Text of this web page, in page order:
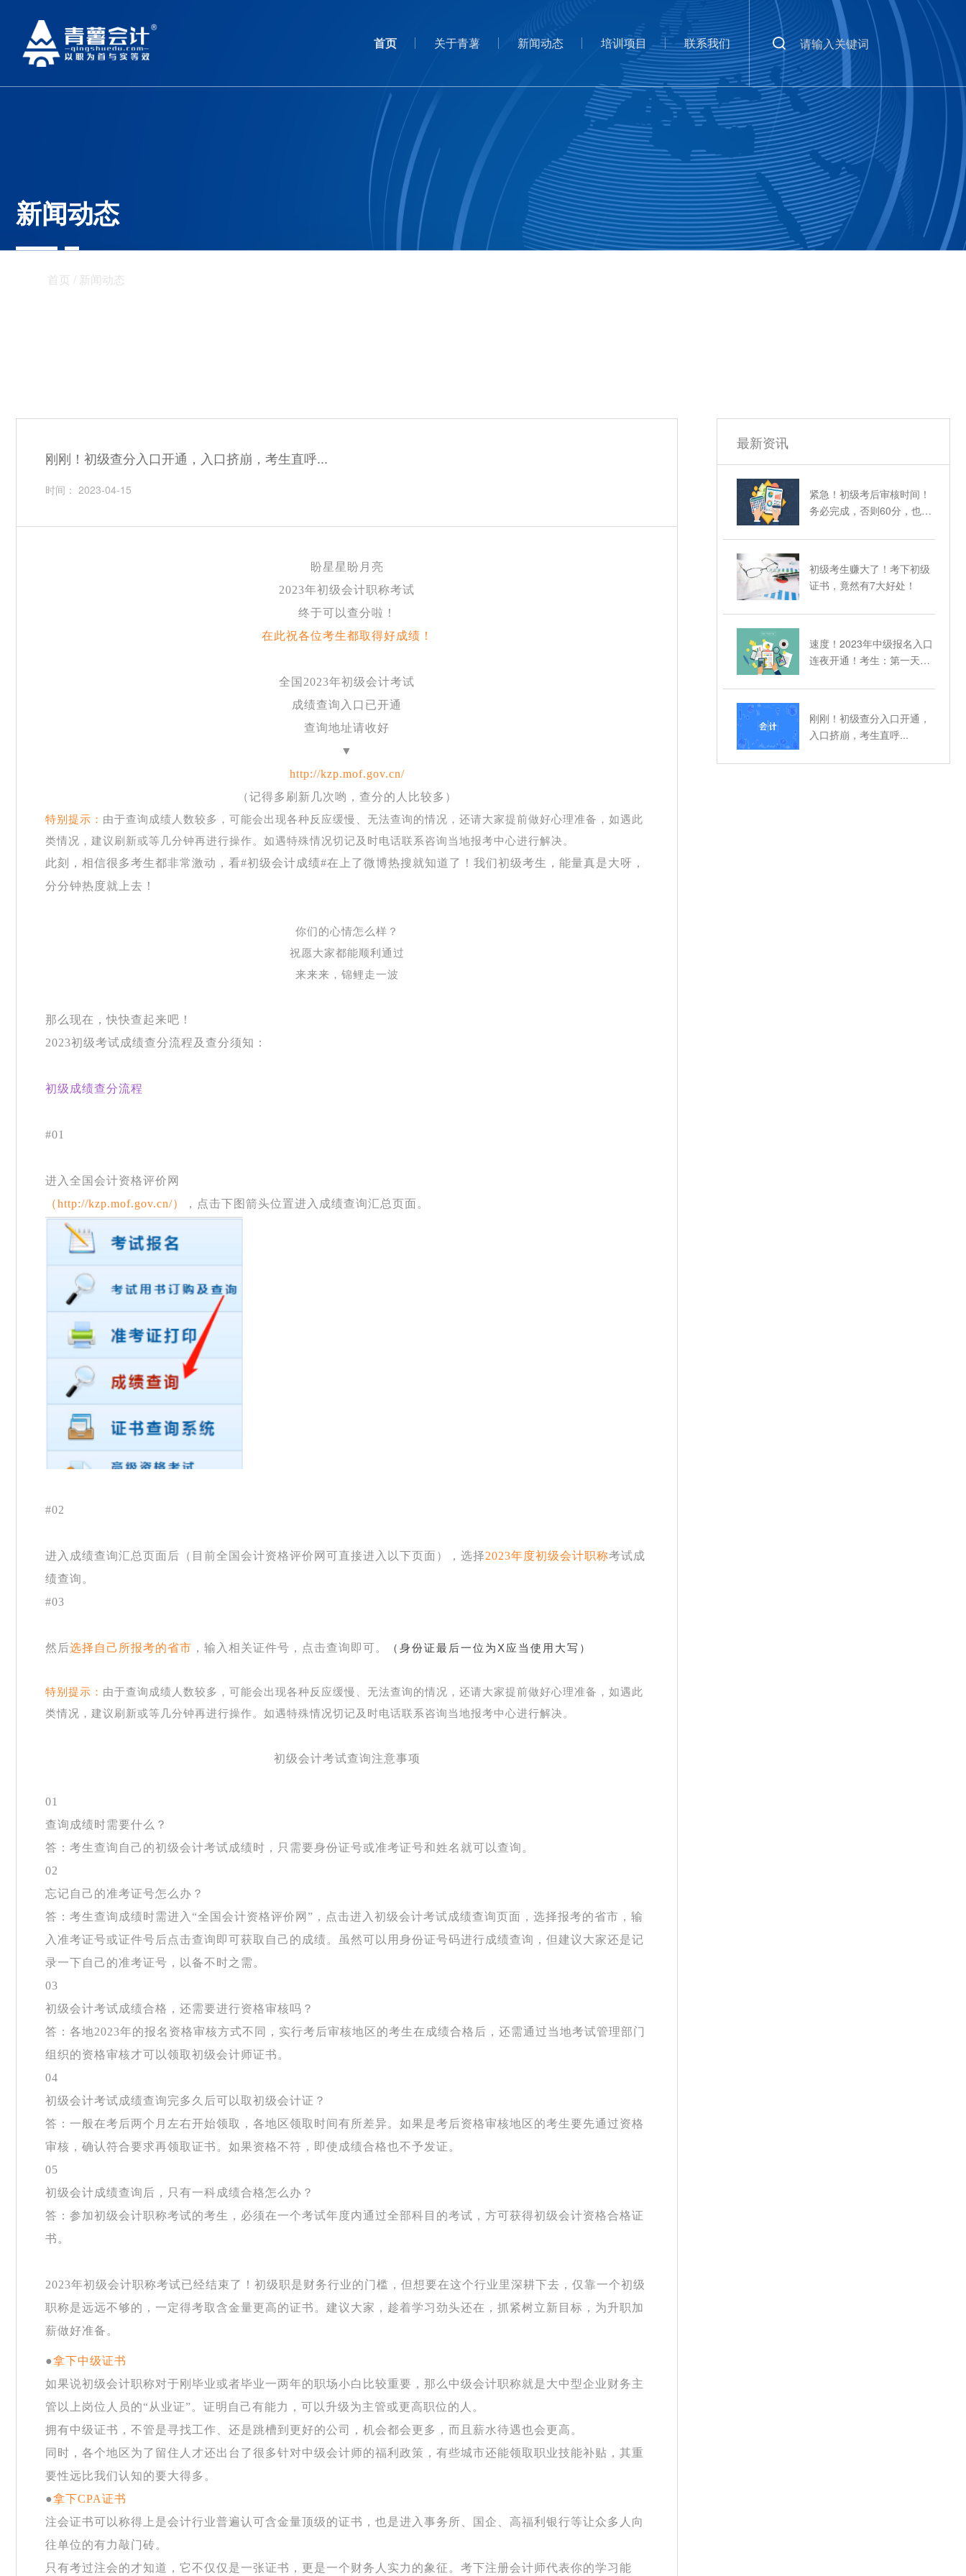
首页 关于青薯 新闻动态 培训项目 联系我们
新闻动态
首页 / 新闻动态
刚刚！初级查分入口开通，入口挤崩，考生直呼...
时间： 2023-04-15
盼星星盼月亮
2023年初级会计职称考试
终于可以查分啦！
在此祝各位考生都取得好成绩！
全国 2023年初级会计考试
成绩查询入口已开通
查询地址请收好
▼
http://kzp.mof.gov.cn/
（记得多刷新几次哟，查分的人比较多）
特别提示： 由于查询成绩人数较多，可能会出现各种反应缓慢、无法查询的情况，还请大家提前做好心理准备，如遇此
类情况，建议刷新或等几分钟再进行操作。如遇特殊情况切记及时电话联系咨询当地报考中心进行解决。
此刻，相信很多考生都非常激动，看#初级会计成绩#在上了微博热搜就知道了！我们初级考生，能量真是大呀，
分分钟热度就上去！
你们的心情怎么样？
祝愿大家都能顺利通过
来来来，锦鲤走一波
那么现在，快快查起来吧！
2023初级考试成绩查分流程及查分须知：
初级成绩查分流程
#01
进入全国会计资格评价网
（http://kzp.mof.gov.cn/） ，点击下图箭头位置进入成绩查询汇总页面。
#02
进入成绩查询汇总页面后（目前全国会计资格评价网可直接进入以下页面），选择2023年度初级会计职称考试成
绩查询。
#03
然后选择自己所报考的省市 ，输入相关证件号，点击查询即可。 （ 身份证最后一位为 X 应当使用大写 ）
特别提示： 由于查询成绩人数较多，可能会出现各种反应缓慢、无法查询的情况，还请大家提前做好心理准备，如遇此
类情况，建议刷新或等几分钟再进行操作。如遇特殊情况切记及时电话联系咨询当地报考中心进行解决。
初级会计考试查询注意事项
01
查询成绩时需要什么？
答：考生查询自己的初级会计考试成绩时，只需要身份证号或准考证号和姓名就可以查询。
02
忘记自己的准考证号怎么办？
答：考生查询成绩时需进入 “全国会计资格评价网”，点击进入初级会计考试成绩查询页面，选择报考的省市，输
入准考证号或证件号后点击查询即可获取自己的成绩。虽然可以用身份证号码进行成绩查询，但建议大家还是记
录一下自己的准考证号，以备不时之需。
03
初级会计考试成绩合格，还需要进行资格审核吗？
答：各地2023年的报名资格审核方式不同，实行考后审核地区的考生在成绩合格后，还需通过当地考试管理部门
组织的资格审核才可以领取初级会计师证书。
04
初级会计考试成绩查询完多久后可以取初级会计证？
答：一般在考后两个月左右开始领取，各地区领取时间有所差异。如果是考后资格审核地区的考生要先通过资格
审核，确认符合要求再领取证书。如果资格不符，即使成绩合格也不予发证。
05
初级会计成绩查询后，只有一科成绩合格怎么办？
答：参加初级会计职称考试的考生，必须在一个考试年度内通过全部科目的考试，方可获得初级会计资格合格证
书。
2023年初级会计职称考试已经结束了！初级职是财务行业的门槛，但想要在这个行业里深耕下去，仅靠一个初级
职称是远远不够的，一定得考取含金量更高的证书。建议大家，趁着学习劲头还在，抓紧树立新目标，为升职加
薪做好准备。
●拿下中级证书
如果说初级会计职称对于刚毕业或者毕业一两年的职场小白比较重要，那么中级会计职称就是大中型企业财务主
管以上岗位人员的“从业证”。证明自己有能力，可以升级为主管或更高职位的人。
拥有中级证书，不管是寻找工作、还是跳槽到更好的公司，机会都会更多，而且薪水待遇也会更高。
同时，各个地区为了留住人才还出台了很多针对中级会计师的福利政策，有些城市还能领取职业技能补贴，其重
要性远比我们认知的要大得多。
●拿下CPA证书
注会证书可以称得上是会计行业普遍认可含金量顶级的证书，也是进入事务所、国企、高福利银行等让众多人向
往单位的有力敲门砖。
只有考过注会的才知道，它不仅仅是一张证书，更是一个财务人实力的象征。考下注册会计师代表你的学习能
最新资讯
紧急！初级考后审核时间！
务必完成，否则60分，也不
初级考生赚大了！考下初级
证书，竟然有7大好处！
速度！2023年中级报名入口
连夜开通！考生：第一天报
刚刚！初级查分入口开通，
入口挤崩，考生直呼...